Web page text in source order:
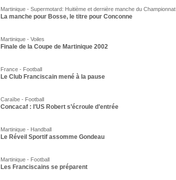
Martinique - Supermotard: Huitième et dernière manche du Championnat
La manche pour Bosse, le titre pour Conconne
Martinique - Voiles
Finale de la Coupe de Martinique 2002
France - Football
Le Club Franciscain mené à la pause
Caraïbe - Football
Concacaf : l’US Robert s’écroule d’entrée
Martinique - Handball
Le Réveil Sportif assomme Gondeau
Martinique - Football
Les Franciscains se préparent